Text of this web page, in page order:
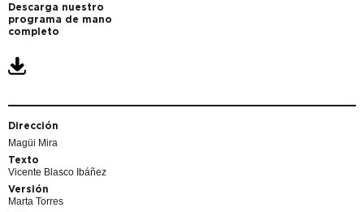
Descarga nuestro
programa de mano
completo
Dirección
Magüi Mira
Texto
Vicente Blasco Ibáñez
Versión
Marta Torres